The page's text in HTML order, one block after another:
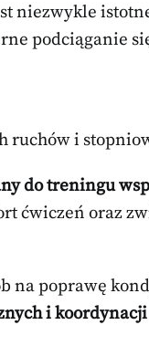
niezwykle
podciąganie
i
do treningu
ćwiczeń oraz
na poprawę
i